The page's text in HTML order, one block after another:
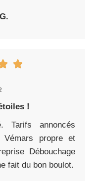
!
Tarifs annoncés
Vémars propre et
Débouchage
fait du bon boulot.